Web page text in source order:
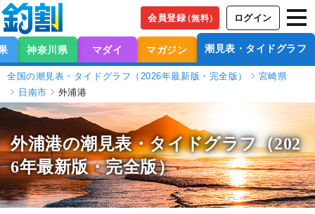
会員登録（無料） ログイン
神奈川県 マダイ マガジン 潮見表・タイドグラフ
全国の潮見表・タイドグラフ（2026年最新版・完全版）
宮崎県
日南市
外浦港
外浦港の潮見表・タイドグラフ（202
6年最新版・完全版）